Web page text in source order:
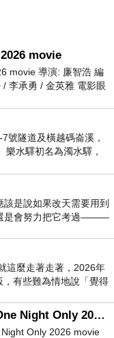
movie
movie 導演: 廉智浩 編
李承勇 / 金英雅 電影眼
號隧道及橫越碼崙溪，
樂水驛初名為濁水驛，
，於1953
是說如果改天需要用到
是會努力把它考過———
這麼走著走著，2026年
有些難為情地說「覺得
電影一夜限定2026 One Night Only 2026 movie
Only 2026 movie